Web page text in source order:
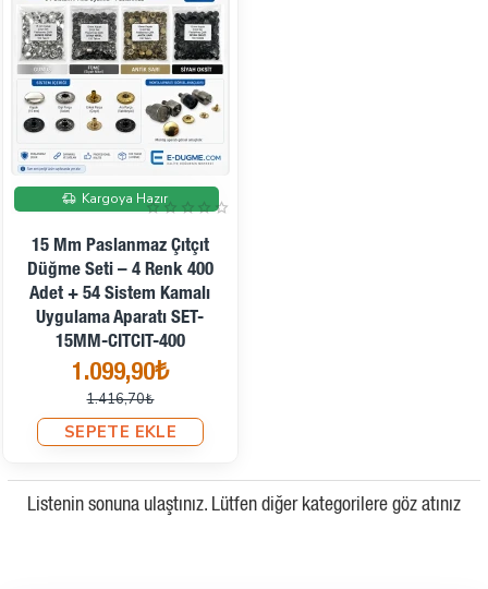
İndirimde
Kargoya Hazır
15 Mm Paslanmaz Çıtçıt
Düğme Seti – 4 Renk 400
Adet + 54 Sistem Kamalı
Uygulama Aparatı SET-
15MM-CITCIT-400
1.099,90₺
1.416,70₺
SEPETE EKLE
Listenin sonuna ulaştınız. Lütfen diğer kategorilere göz atınız